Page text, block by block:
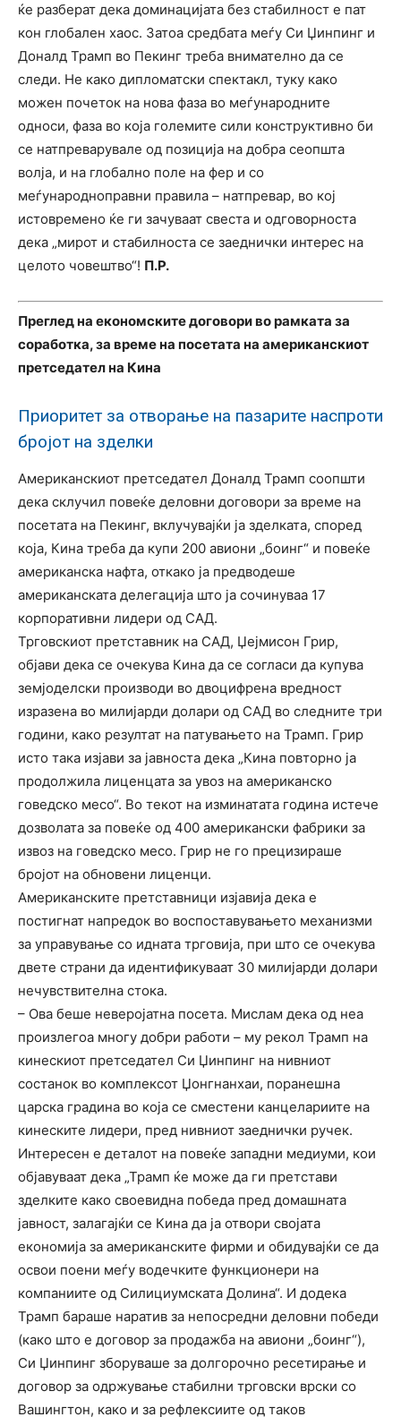
ќе разберат дека доминацијата без стабилност е пат
кон глобален хаос. Затоа средбата меѓу Си Џинпинг и
Доналд Трамп во Пекинг треба внимателно да се
следи. Не како дипломатски спектакл, туку како
можен почеток на нова фаза во меѓународните
односи, фаза во која големите сили конструктивно би
се натпреварувале од позиција на добра сеопшта
волја, и на глобално поле на фер и со
меѓународноправни правила – натпревар, во кој
истовремено ќе ги зачуваат свеста и одговорноста
дека „мирот и стабилноста се заеднички интерес на
целото човештво“! П.Р.
Преглед на економските договори во рамката за
соработка, за време на посетата на американскиот
претседател на Кина
Приоритет за отворање на пазарите наспроти
бројот на зделки
Американскиот претседател Доналд Трамп соопшти
дека склучил повеќе деловни договори за време на
посетата на Пекинг, вклучувајќи ја зделката, според
која, Кина треба да купи 200 авиони „боинг“ и повеќе
американска нафта, откако ја предводеше
американската делегација што ја сочинуваа 17
корпоративни лидери од САД.
Трговскиот претставник на САД, Џејмисон Грир,
објави дека се очекува Кина да се согласи да купува
земјоделски производи во двоцифрена вредност
изразена во милијарди долари од САД во следните три
години, како резултат на патувањето на Трамп. Грир
исто така изјави за јавноста дека „Кина повторно ја
продолжила лиценцата за увоз на американско
говедско месо“. Во текот на изминатата година истече
дозволата за повеќе од 400 американски фабрики за
извоз на говедско месо. Грир не го прецизираше
бројот на обновени лиценци.
Американските претставници изјавија дека е
постигнат напредок во воспоставувањето механизми
за управување со идната трговија, при што се очекува
двете страни да идентификуваат 30 милијарди долари
нечувствителна стока.
– Ова беше неверојатна посета. Мислам дека од неа
произлегоа многу добри работи – му рекол Трамп на
кинескиот претседател Си Џинпинг на нивниот
состанок во комплексот Џонгнанхаи, поранешна
царска градина во која се сместени канцелариите на
кинеските лидери, пред нивниот заеднички ручек.
Интересен е деталот на повеќе западни медиуми, кои
објавуваат дека „Трамп ќе може да ги претстави
зделките како своевидна победа пред домашната
јавност, залагајќи се Кина да ја отвори својата
економија за американските фирми и обидувајќи се да
освои поени меѓу водечките функционери на
компаниите од Силициумската Долина“. И додека
Трамп бараше наратив за непосредни деловни победи
(како што е договор за продажба на авиони „боинг“),
Си Џинпинг зборуваше за долгорочно ресетирање и
договор за одржување стабилни трговски врски со
Вашингтон, како и за рефлексиите од таков